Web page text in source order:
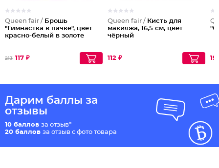
Queen fair / Брошь
"Гимнастка в пачке", цвет
красно-белый в золоте
213 117 ₽
Queen fair / Кисть для
макияжа, 16,5 см, цвет
чёрный
112 ₽
Дарим баллы за
отзывы
10 баллов за отзыв*
20 баллов за отзыв с фото товара